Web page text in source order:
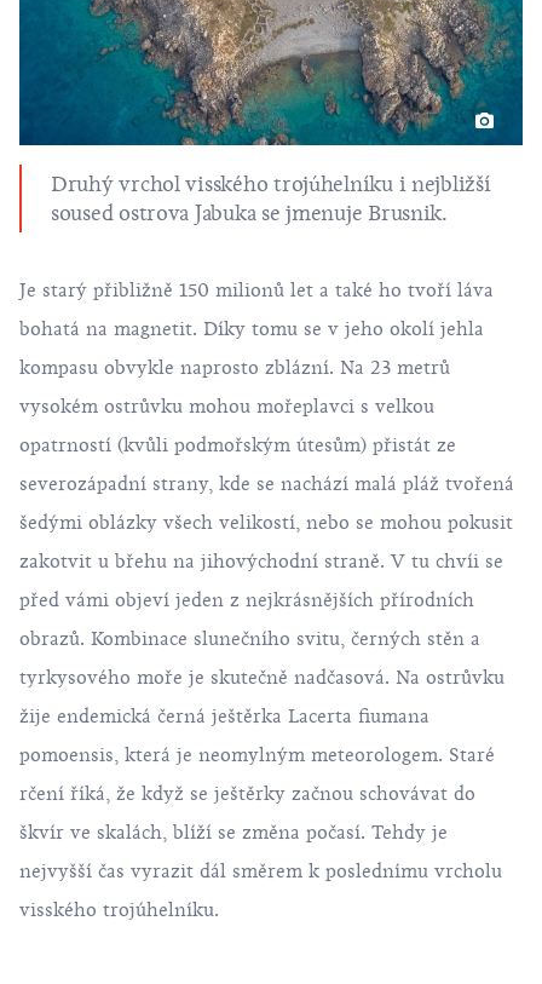
Druhý vrchol visského trojúhelníku i nejbližší
soused ostrova Jabuka se jmenuje Brusnik.
Je starý přibližně 150 milionů let a také ho tvoří láva
bohatá na magnetit. Díky tomu se v jeho okolí jehla
kompasu obvykle naprosto zblázní. Na 23 metrů
vysokém ostrůvku mohou mořeplavci s velkou
opatrností (kvůli podmořským útesům) přistát ze
severozápadní strany, kde se nachází malá pláž tvořená
šedými oblázky všech velikostí, nebo se mohou pokusit
zakotvit u břehu na jihovýchodní straně. V tu chvíi se
před vámi objeví jeden z nejkrásnějších přírodních
obrazů. Kombinace slunečního svitu, černých stěn a
tyrkysového moře je skutečně nadčasová. Na ostrůvku
žije endemická černá ještěrka Lacerta fiumana
pomoensis, která je neomylným meteorologem. Staré
rčení říká, že když se ještěrky začnou schovávat do
škvír ve skalách, blíží se změna počasí. Tehdy je
nejvyšší čas vyrazit dál směrem k poslednímu vrcholu
visského trojúhelníku.